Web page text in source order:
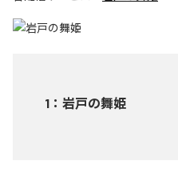
1 ： 岩戸の舞姫